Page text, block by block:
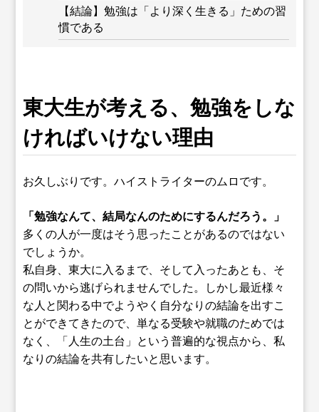
【結論】勉強は「より深く生きる」ための習
慣である
東大生が考える、勉強をしな
ければいけない理由
お久しぶりです。ハイストライターのムロです。
「勉強なんて、結局なんのためにするんだろう。」
多くの人が一度はそう思ったことがあるのではない
でしょうか。
私自身、東大に入るまで、そして入ったあとも、そ
の問いから逃げられませんでした。しかし最近様々
な人と関わる中でようやく自分なりの結論を出すこ
とができてきたので、単なる受験や就職のためでは
なく、「人生の土台」という普遍的な視点から、私
なりの結論を共有したいと思います。